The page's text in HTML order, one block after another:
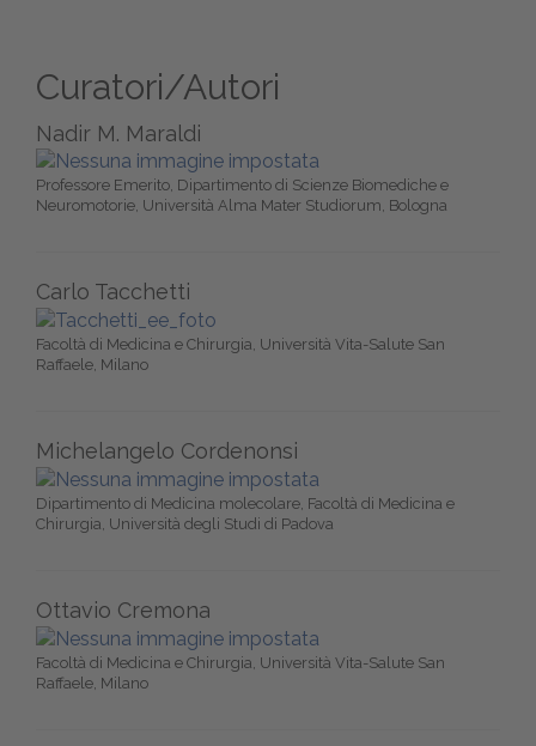
Curatori/Autori
Nadir M. Maraldi
Professore Emerito, Dipartimento di Scienze Biomediche e
Neuromotorie, Università Alma Mater Studiorum, Bologna
Carlo Tacchetti
Facoltà di Medicina e Chirurgia, Università Vita-Salute San
Raffaele, Milano
Michelangelo Cordenonsi
Dipartimento di Medicina molecolare, Facoltà di Medicina e
Chirurgia, Università degli Studi di Padova
Ottavio Cremona
Facoltà di Medicina e Chirurgia, Università Vita-Salute San
Raffaele, Milano